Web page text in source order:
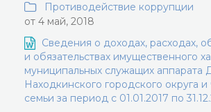
Противодействие коррупции
от 4 май, 2018
Сведения о доходах, расходах,
и обязательствах имущественного
муниципальных служащих аппарата
Находкинского городского округа и
семьи за период с 01.01.2017 по